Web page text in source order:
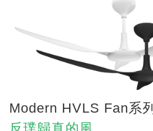
Modern HVLS Fan系列